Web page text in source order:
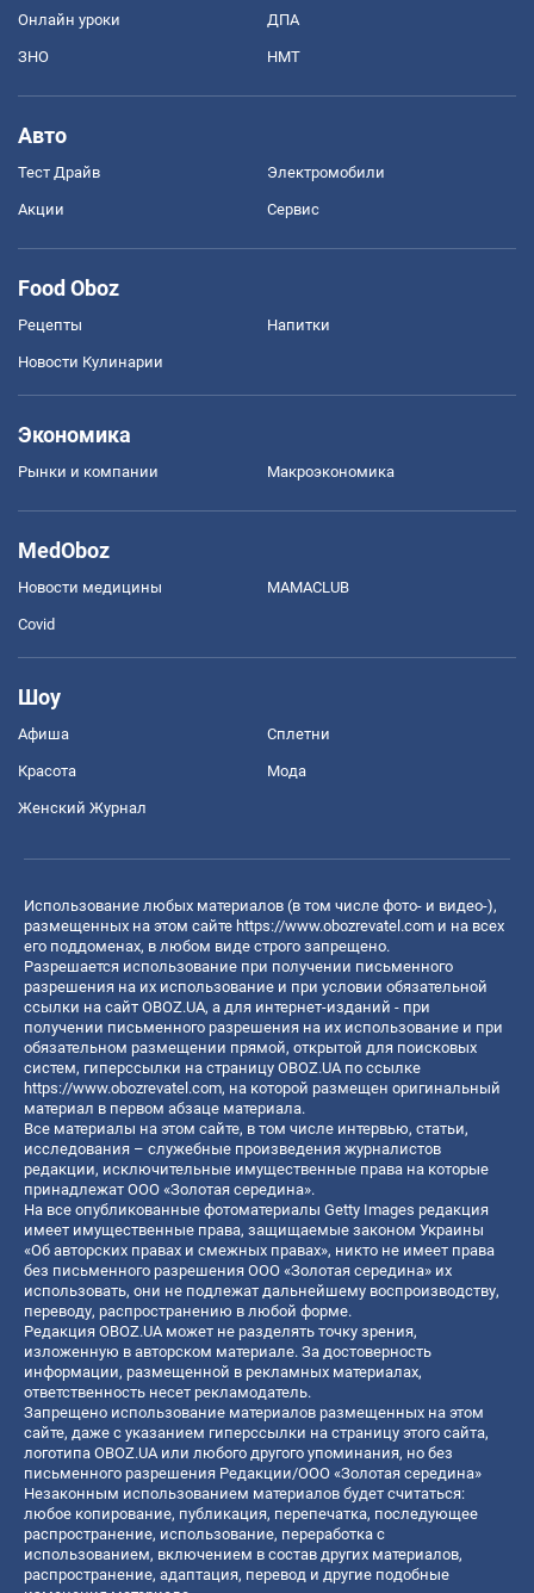
Онлайн уроки ДПА
ЗНО НМТ
Авто
Тест Драйв Электромобили
Акции Сервис
Food Oboz
Рецепты Напитки
Новости Кулинарии
Экономика
Рынки и компании Mакроэкономика
MedOboz
Новости медицины MAMACLUB
Covid
Шоу
Афиша Сплетни
Красота Мода
Женский Журнал
Использование любых материалов (в том числе фото- и видео-),
размещенных на этом сайте https://www.obozrevatel.com и на всех
его поддоменах, в любом виде строго запрещено.
Разрешается использование при получении письменного
разрешения на их использование и при условии обязательной
ссылки на сайт OBOZ.UA, а для интернет-изданий - при
получении письменного разрешения на их использование и при
обязательном размещении прямой, открытой для поисковых
систем, гиперссылки на страницу OBOZ.UA по ссылке
https://www.obozrevatel.com, на которой размещен оригинальный
материал в первом абзаце материала.
Все материалы на этом сайте, в том числе интервью, статьи,
исследования – служебные произведения журналистов
редакции, исключительные имущественные права на которые
принадлежат ООО «Золотая середина».
На все опубликованные фотоматериалы Getty Images редакция
имеет имущественные права, защищаемые законом Украины
«Об авторских правах и смежных правах», никто не имеет права
без письменного разрешения ООО «Золотая середина» их
использовать, они не подлежат дальнейшему воспроизводству,
переводу, распространению в любой форме.
Редакция OBOZ.UA может не разделять точку зрения,
изложенную в авторском материале. За достоверность
информации, размещенной в рекламных материалах,
ответственность несет рекламодатель.
Запрещено использование материалов размещенных на этом
сайте, даже с указанием гиперссылки на страницу этого сайта,
логотипа OBOZ.UA или любого другого упоминания, но без
письменного разрешения Редакции/ООО «Золотая середина»
Незаконным использованием материалов будет считаться:
любое копирование, публикация, перепечатка, последующее
распространение, использование, переработка с
использованием, включением в состав других материалов,
распространение, адаптация, перевод и другие подобные